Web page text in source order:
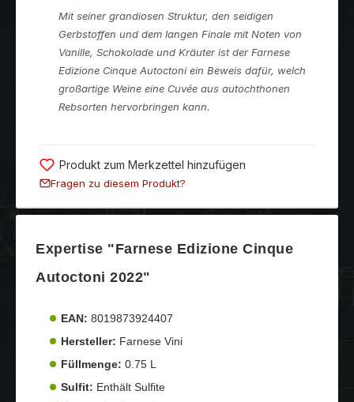
Mit seiner grandiosen Struktur, den seidigen
Gerbstoffen und dem langen Finale mit Noten von
Vanille, Schokolade und Kräuter ist der Farnese
Edizione Cinque Autoctoni ein Beweis dafür, welch
großartige Weine eine Cuvée aus autochthonen
Rebsorten hervorbringen kann.
Produkt zum Merkzettel hinzufügen
Fragen zu diesem Produkt?
Expertise "Farnese Edizione Cinque
Autoctoni 2022"
EAN: 8019873924407
Hersteller: Farnese Vini
Füllmenge: 0.75 L
Sulfit: Enthält Sulfite